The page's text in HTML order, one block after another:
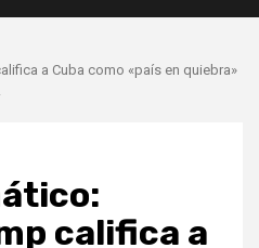
a Cuba como «país en quiebra»
califica a